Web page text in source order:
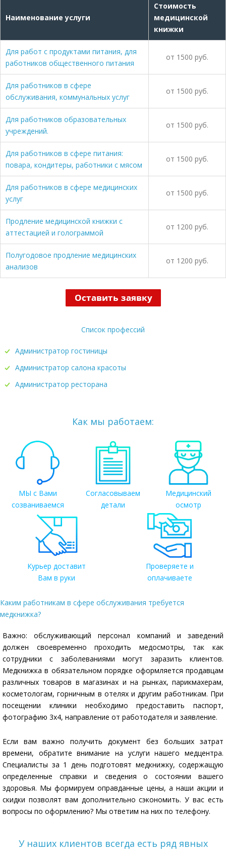
Наименование услуги
Стоимость
медицинской
книжки
Для работ с продуктами питания, для
работников общественного питания
от 1500 руб.
Для работников в сфере
обслуживания, коммунальных услуг
от 1500 руб.
Для работников образовательных
учреждений.
от 1500 руб.
Для работников в сфере питания:
повара, кондитеры, работники с мясом
от 1500 руб.
Для работников в сфере медицинских
услуг
от 1500 руб.
Продление медицинской книжки с
аттестацией и голограммой
от 1200 руб.
Полугодовое продление медицинских
анализов
от 1200 руб.
Список профессий
Администратор гостиницы
Администратор салона красоты
Администратор ресторана
Как мы работаем:
МЫ с Вами
созваниваемся
Согласовываем
детали
Медицинский
осмотр
Курьер доставит
Вам в руки
Проверяете и
оплачиваете
Каким работникам в сфере обслуживания требуется
медкнижка?
Важно: обслуживающий персонал компаний и заведений
должен своевременно проходить медосмотры, так как
сотрудники с заболеваниями могут заразить клиентов.
Медкнижка в обязательном порядке оформляется продавцам
различных товаров в магазинах и на рынках, парикмахерам,
косметологам, горничным в отелях и другим работникам. При
посещении клиники необходимо предоставить паспорт,
фотографию 3х4, направление от работодателя и заявление.
Если вам важно получить документ без больших затрат
времени, обратите внимание на услуги нашего медцентра.
Специалисты за 1 день подготовят медкнижку, содержащую
определенные справки и сведения о состоянии вашего
здоровья. Мы формируем оправданные цены, а наши акции и
скидки позволят вам дополнительно сэкономить. У вас есть
вопросы по оформлению? Мы ответим на них по телефону.
У наших клиентов всегда есть ряд явных